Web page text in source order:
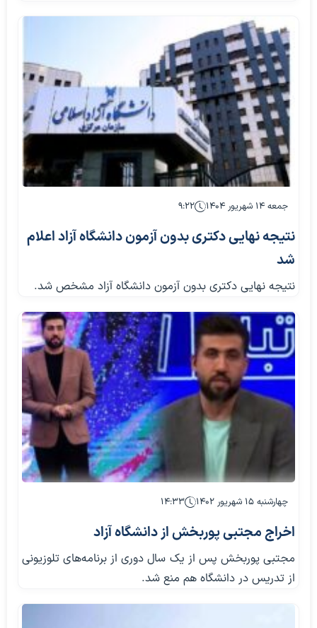
جمعه ۱۴ شهریور ۱۴۰۴ ۹:۲۲
نتیجه نهایی دکتری بدون آزمون دانشگاه آزاد اعلام
شد
نتیجه نهایی دکتری بدون آزمون دانشگاه آزاد مشخص شد.
چهارشنبه ۱۵ شهریور ۱۴۰۲ ۱۴:۳۳
اخراج مجتبی پوربخش از دانشگاه آزاد
مجتبی پوربخش پس از یک سال دوری از برنامه‌های تلوزیونی
از تدریس در دانشگاه هم منع شد.